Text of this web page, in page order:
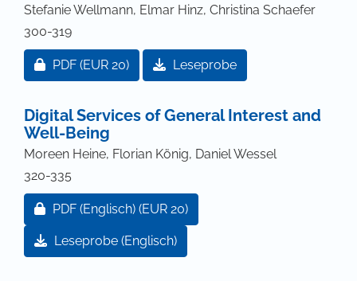
Stefanie Wellmann, Elmar Hinz, Christina Schaefer
300-319
Zugang für Abonnent/innen oder durch Zahlung
PDF (EUR 20) Leseprobe
Digital Services of General Interest and
Well-Being
Moreen Heine, Florian König, Daniel Wessel
320-335
Zugang für Abonnent/innen oder durch Zahlung
PDF (Englisch) (EUR 20)
Leseprobe (Englisch)